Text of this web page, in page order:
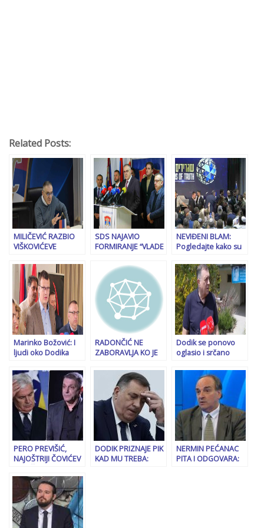
Related Posts:
MILIČEVIĆ RAZBIO
VIŠKOVIĆEVE
godine dolazi na
naplatu MILIJARDU i
600 MILIONA KM
kredita, građani RS
će platiti tu cijenu…
SDS NAJAVIO
FORMIRANJE “VLADE
Vukanović im
poručio – “Ništa u
sjeni, već upali
reflektore da…”
NEVIĐENI BLAM:
Pogledajte kako su
Netanyahua
Marinko Božović: I
ljudi oko Dodika
bude…
RADONČIĆ NE
ZABORAVLJA KO JE
“Posjetio bih Dodika
u zatvoru pod
jednim uslovom; ja
dobro znam kako je
to biti pritvoren!”
Dodik se ponovo
oglasio i srčano
desničarkom Le
Pen, osuđenom
zbog korupcije…. a
sve to ovaj put na
engleskom
PERO PREVIŠIĆ,
NAJOŠTRIJI ČOVIĆEV
HRVATA: “Dragan
Čović do zadnjeg će
čuvati leđa Miloradu
Dodiku!”
DODIK PRIZNAJE PIK
KAD MU TREBA:
NERMIN PEĆANAC
PITA I ODGOVARA: